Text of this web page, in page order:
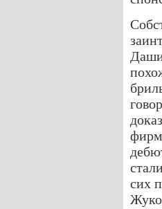
сих